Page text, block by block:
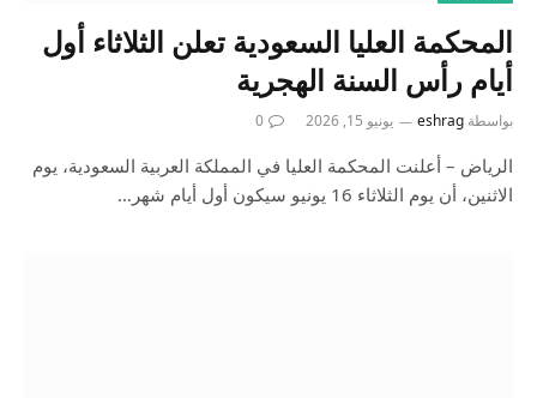
المحكمة العليا السعودية تعلن الثلاثاء أول
أيام رأس السنة الهجرية
بواسطة eshrag يونيو 15, 2026 0
الرياض – أعلنت المحكمة العليا في المملكة العربية السعودية، يوم
الاثنين، أن يوم الثلاثاء 16 يونيو سيكون أول أيام شهر…